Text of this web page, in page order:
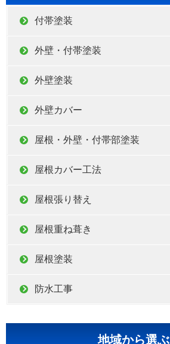
付帯塗装
外壁・付帯塗装
外壁塗装
外壁カバー
屋根・外壁・付帯部塗装
屋根カバー工法
屋根張り替え
屋根重ね葺き
屋根塗装
防水工事
地域から選ぶ